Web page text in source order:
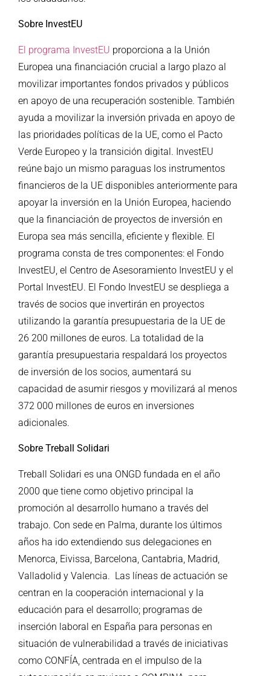
Sobre InvestEU
El programa InvestEU proporciona a la Unión
Europea una financiación crucial a largo plazo al
movilizar importantes fondos privados y públicos
en apoyo de una recuperación sostenible. También
ayuda a movilizar la inversión privada en apoyo de
las prioridades políticas de la UE, como el Pacto
Verde Europeo y la transición digital. InvestEU
reúne bajo un mismo paraguas los instrumentos
financieros de la UE disponibles anteriormente para
apoyar la inversión en la Unión Europea, haciendo
que la financiación de proyectos de inversión en
Europa sea más sencilla, eficiente y flexible. El
programa consta de tres componentes: el Fondo
InvestEU, el Centro de Asesoramiento InvestEU y el
Portal InvestEU. El Fondo InvestEU se despliega a
través de socios que invertirán en proyectos
utilizando la garantía presupuestaria de la UE de
26 200 millones de euros. La totalidad de la
garantía presupuestaria respaldará los proyectos
de inversión de los socios, aumentará su
capacidad de asumir riesgos y movilizará al menos
372 000 millones de euros en inversiones
adicionales.
Sobre Treball Solidari
Treball Solidari es una ONGD fundada en el año
2000 que tiene como objetivo principal la
promoción al desarrollo humano a través del
trabajo. Con sede en Palma, durante los últimos
años ha ido extendiendo sus delegaciones en
Menorca, Eivissa, Barcelona, Cantabria, Madrid,
Valladolid y Valencia. Las líneas de actuación se
centran en la cooperación internacional y la
educación para el desarrollo; programas de
inserción laboral en España para personas en
situación de vulnerabilidad a través de iniciativas
como CONFÍA, centrada en el impulso de la